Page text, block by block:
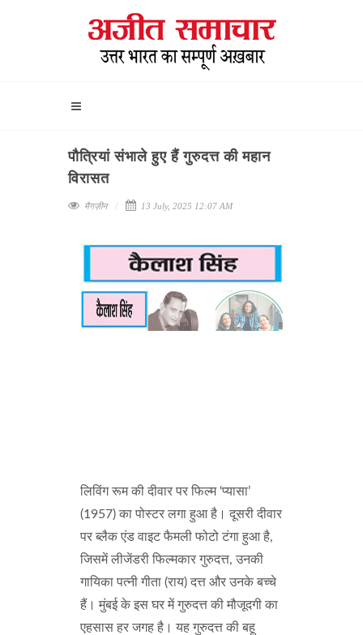
पौत्रियां संभाले हुए हैं गुरुदत्त की महान
विरासत
मैगज़ीन 13 July, 2025 12:07 AM
लिविंग रूम की दीवार पर फिल्म ‘प्यासा’
(1957) का पोस्टर लगा हुआ है। दूसरी दीवार
पर ब्लैक एंड वाइट फैमली फोटो टंगा हुआ है,
जिसमें लीजेंडरी फिल्मकार गुरुदत्त, उनकी
गायिका पत्नी गीता (राय) दत्त और उनके बच्चे
हैं। मुंबई के इस घर में गुरुदत्त की मौजूदगी का
एहसास हर जगह है। यह गुरुदत्त की बहू